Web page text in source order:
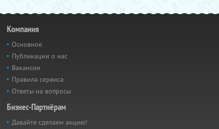
Компания
Основное
Публикации о нас
Вакансии
Правила сервиса
Ответы на вопросы
Бизнес-Партнёрам
Давайте сделаем акцию!